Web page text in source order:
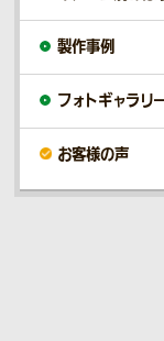
製作事例
フォトギャラリ
お客様の声